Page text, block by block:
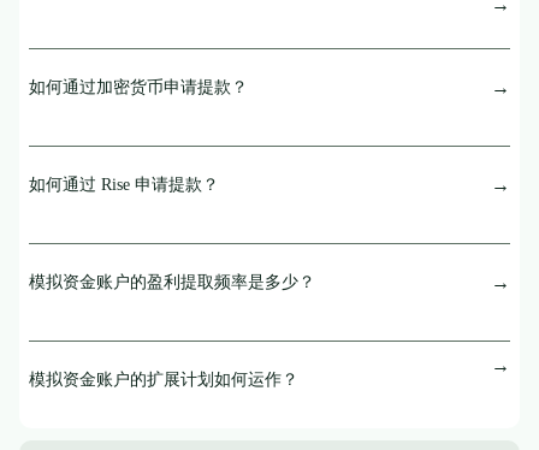
如何通过加密货币申请提款？
如何通过 Rise 申请提款？
模拟资金账户的盈利提取频率是多少？
模拟资金账户的扩展计划如何运作？